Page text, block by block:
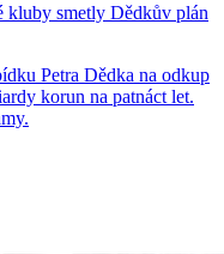
kluby smetly Dědkův plán
Petra Dědka na odkup
korun na patnáct let.